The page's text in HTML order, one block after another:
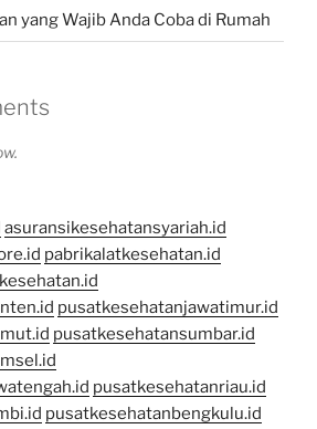
yang Wajib Anda Coba di Rumah
asuransikesehatansyariah.id
pabrikalatkesehatan.id
pusatkesehatanjawatimur.id
pusatkesehatansumbar.id
pusatkesehatanriau.id
pusatkesehatanbengkulu.id